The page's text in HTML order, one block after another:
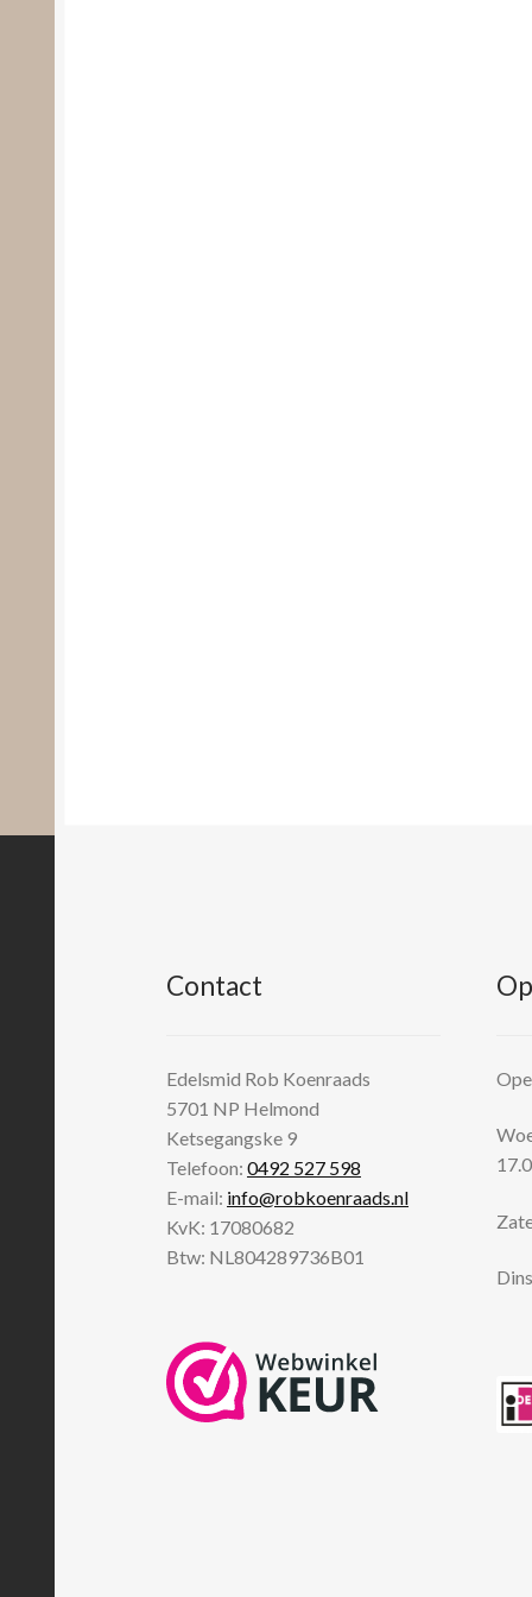
Contact
Edelsmid Rob Koenraads
5701 NP Helmond
Ketsegangske 9
Telefoon:0492 527 598
E-mail: info@robkoenraads.nl
KvK: 17080682
Btw: NL804289736B01